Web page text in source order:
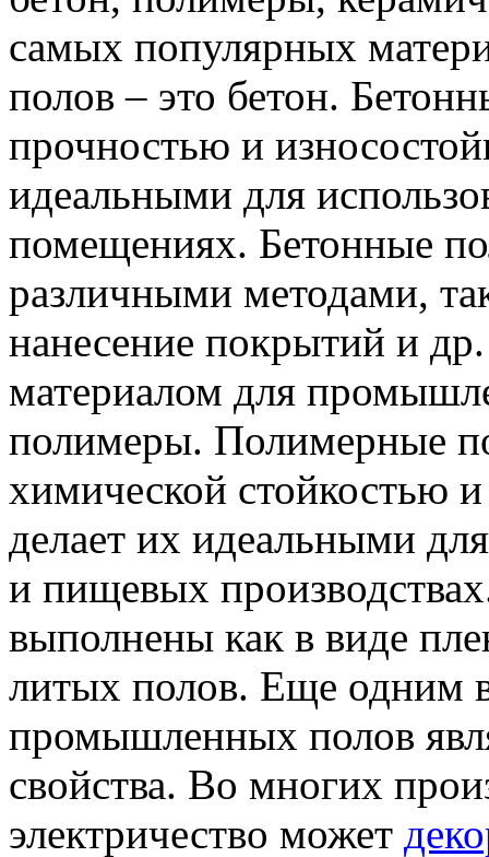
самых популярных
полов – это бетон.
прочностью и
идеальными для
помещениях. Бетонные
различными методами,
нанесение покрытий и
материалом для
полимеры. Полимерные
химической стойкостью
делает их идеальными
и пищевых
выполнены как в виде
литых полов. Еще одним
промышленных полов
свойства. Во многих
электричество может